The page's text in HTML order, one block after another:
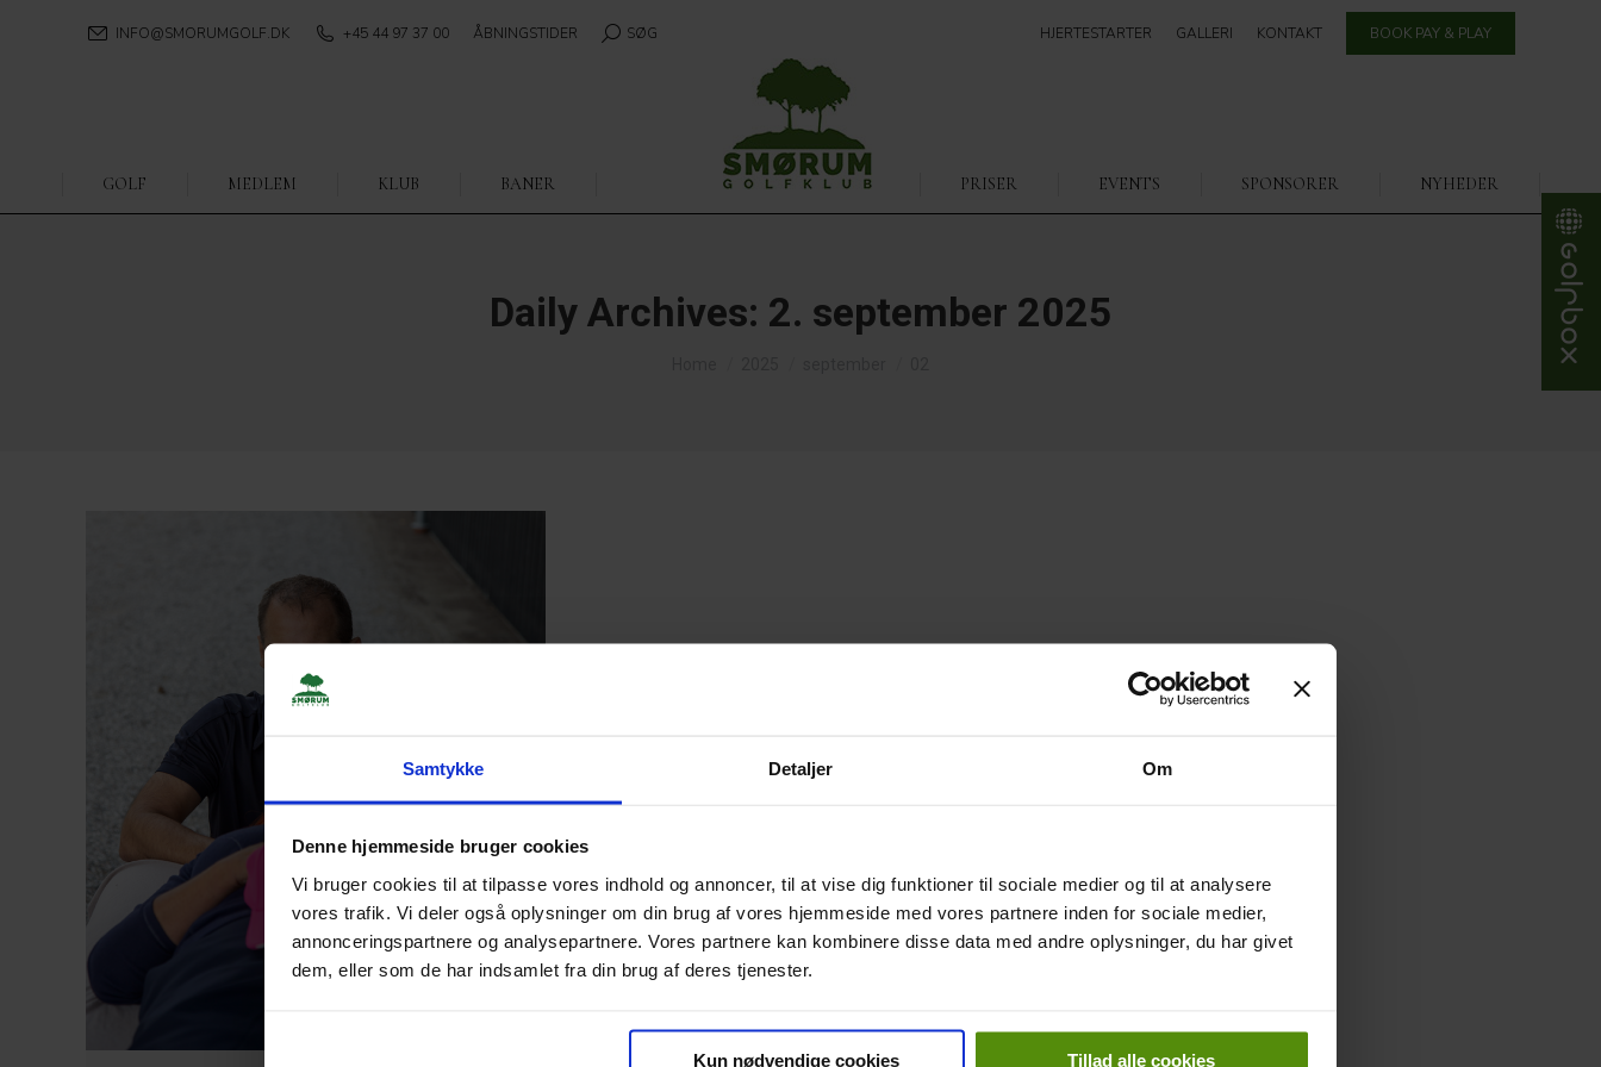
Samtykke Detaljer Om
Denne hjemmeside bruger cookies
Vi bruger cookies til at tilpasse vores indhold og annoncer, til at vise dig funktioner til sociale medier og til at analysere
vores trafik. Vi deler også oplysninger om din brug af vores hjemmeside med vores partnere inden for sociale medier,
annonceringspartnere og analysepartnere. Vores partnere kan kombinere disse data med andre oplysninger, du har givet
dem, eller som de har indsamlet fra din brug af deres tjenester.
Kun nødvendige cookies Tillad alle cookies
INFO@SMORUMGOLF.DK +45 44 97 37 00 ÅBNINGSTIDER SEARCH:
SØG HJERTESTARTER GALLERI KONTAKT BOOK PAY & PLAY
GOLF MEDLEM KLUB BANER PRISER EVENTS SPONSORER NYHEDER
Daily Archives: 2. september 2025